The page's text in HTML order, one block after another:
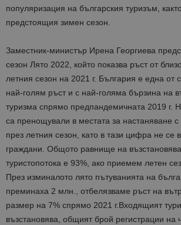
популяризация на българския туризъм, както
предстоящия зимен сезон.
Заместник-министър Ирена Георгиева предс
сезон Лято 2022, който показва ръст от
летния сезон на 2021 г. България е една от
най-голям ръст и с най-голяма бързина на
туризма спрямо предпандемичната 2019 г.
са пренощували в местата за настаняване с
през летния сезон, като в тази цифра не се
граждани. Общото равнище на
туристопотока е 93%, ако приемем летен
През изминалото лято пътуванията на
преминаха 2 млн., отбелязваме ръст на
размер на 7% спрямо 2021 г.Входящият
възстановява, общият брой регистрации на